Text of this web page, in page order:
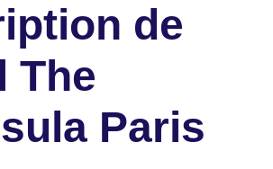
de
The
Paris